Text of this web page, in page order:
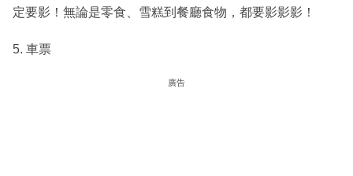
定要影！無論是零食、雪糕到餐廳食物，都要影影影！
5. 車票
廣告